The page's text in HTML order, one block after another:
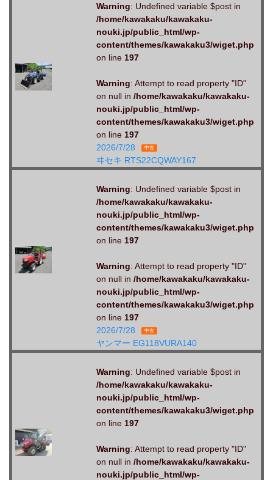
Warning: Undefined variable $post in
/home/kawakaku/kawakaku-
nouki.jp/public_html/wp-
content/themes/kawakaku3/wiget.php
on line 197
Warning: Attempt to read property "ID"
on null in /home/kawakaku/kawakaku-
nouki.jp/public_html/wp-
content/themes/kawakaku3/wiget.php
on line 197
2026/7/28
中古
ヰセキ RTS22CQWAY167
Warning: Undefined variable $post in
/home/kawakaku/kawakaku-
nouki.jp/public_html/wp-
content/themes/kawakaku3/wiget.php
on line 197
Warning: Attempt to read property "ID"
on null in /home/kawakaku/kawakaku-
nouki.jp/public_html/wp-
content/themes/kawakaku3/wiget.php
on line 197
2026/7/28
中古
ヤンマー EG118VURA140
Warning: Undefined variable $post in
/home/kawakaku/kawakaku-
nouki.jp/public_html/wp-
content/themes/kawakaku3/wiget.php
on line 197
Warning: Attempt to read property "ID"
on null in /home/kawakaku/kawakaku-
nouki.jp/public_html/wp-